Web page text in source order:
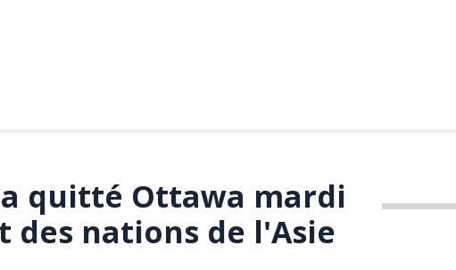
quitté Ottawa mardi
des nations de l'Asie